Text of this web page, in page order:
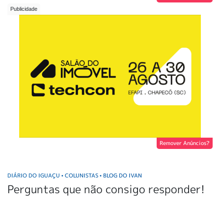
Remover Anúncios?
DIÁRIO DO IGUAÇU • COLUNISTAS • BLOG DO IVAN
Perguntas que não consigo responder!